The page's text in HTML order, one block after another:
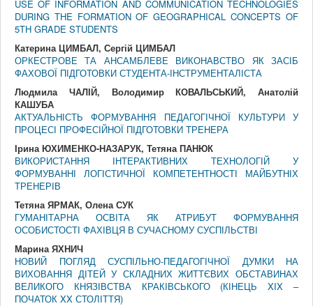
USE OF INFORMATION AND COMMUNICATION TECHNOLOGIES
DURING THE FORMATION OF GEOGRAPHICAL CONCEPTS OF
5TH GRADE STUDENTS
Катерина ЦИМБАЛ, Сергій ЦИМБАЛ
ОРКЕСТРОВЕ ТА АНСАМБЛЕВЕ ВИКОНАВСТВО ЯК ЗАСІБ
ФАХОВОЇ ПІДГОТОВКИ СТУДЕНТА-ІНСТРУМЕНТАЛІСТА
Людмила ЧАЛІЙ, Володимир КОВАЛЬСЬКИЙ, Анатолій
КАШУБА
АКТУАЛЬНІСТЬ ФОРМУВАННЯ ПЕДАГОГІЧНОЇ КУЛЬТУРИ У
ПРОЦЕСІ ПРОФЕСІЙНОЇ ПІДГОТОВКИ ТРЕНЕРА
Ірина ЮХИМЕНКО-НАЗАРУК, Тетяна ПАНЮК
ВИКОРИСТАННЯ ІНТЕРАКТИВНИХ ТЕХНОЛОГІЙ У
ФОРМУВАННІ ЛОГІСТИЧНОЇ КОМПЕТЕНТНОСТІ МАЙБУТНІХ
ТРЕНЕРІВ
Тетяна ЯРМАК, Олена СУК
ГУМАНІТАРНА ОСВІТА ЯК АТРИБУТ ФОРМУВАННЯ
ОСОБИСТОСТІ ФАХІВЦЯ В СУЧАСНОМУ СУСПІЛЬСТВІ
Марина ЯХНИЧ
НОВИЙ ПОГЛЯД СУСПІЛЬНО-ПЕДАГОГІЧНОЇ ДУМКИ НА
ВИХОВАННЯ ДІТЕЙ У СКЛАДНИХ ЖИТТЄВИХ ОБСТАВИНАХ
ВЕЛИКОГО КНЯЗІВСТВА КРАКІВСЬКОГО (КІНЕЦЬ XIX –
ПОЧАТОК XX СТОЛІТТЯ)